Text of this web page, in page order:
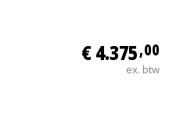
€ 4.375,00
ex. btw